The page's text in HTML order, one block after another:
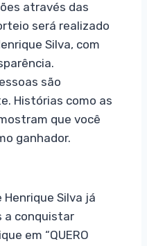
através das
será realizado
Silva, com
são
Histórias como as
que você
ganhador.
Silva já
a conquistar
em “QUERO